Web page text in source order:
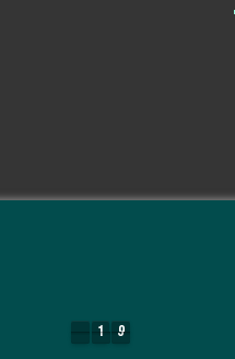
11 9
8
9